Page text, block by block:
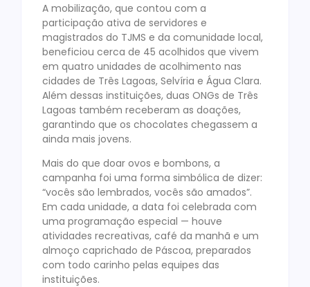
A mobilização, que contou com a
participação ativa de servidores e
magistrados do TJMS e da comunidade local,
beneficiou cerca de 45 acolhidos que vivem
em quatro unidades de acolhimento nas
cidades de Três Lagoas, Selvíria e Água Clara.
Além dessas instituições, duas ONGs de Três
Lagoas também receberam as doações,
garantindo que os chocolates chegassem a
ainda mais jovens.
Mais do que doar ovos e bombons, a
campanha foi uma forma simbólica de dizer:
“vocês são lembrados, vocês são amados”.
Em cada unidade, a data foi celebrada com
uma programação especial — houve
atividades recreativas, café da manhã e um
almoço caprichado de Páscoa, preparados
com todo carinho pelas equipes das
instituições.